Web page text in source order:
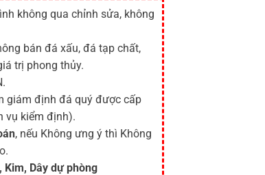
không qua chỉnh sửa, không
bán đá xấu, đá tạp chất,
trị phong thủy.
giám định đá quý được cấp
vụ kiểm định).
, nếu Không ưng ý thì Không
Kim, Dây dự phòng